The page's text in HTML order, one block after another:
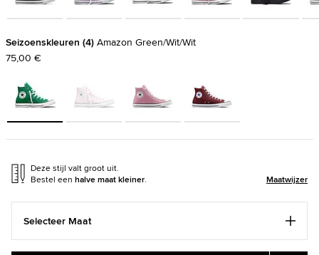
Seizoenskleuren 4 Amazon Green/Wit/Wit
75,00 €
Deze stijl valt groot uit.
Bestel een halve maat kleiner. Maatwijzer
Selecteer Maat